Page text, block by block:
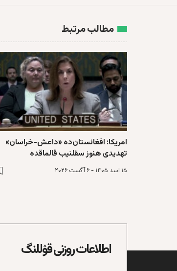
مطالب مرتبط
امریکا: افغانستان‌ده «داعش-خراسان»
تهدیدی هنوز سقلنیب قالماقده
۱۵ اسد ۱۴۰۵ - ۶ آگست ۲۰۲۶
اطلاعات روزنی قۉللنگ